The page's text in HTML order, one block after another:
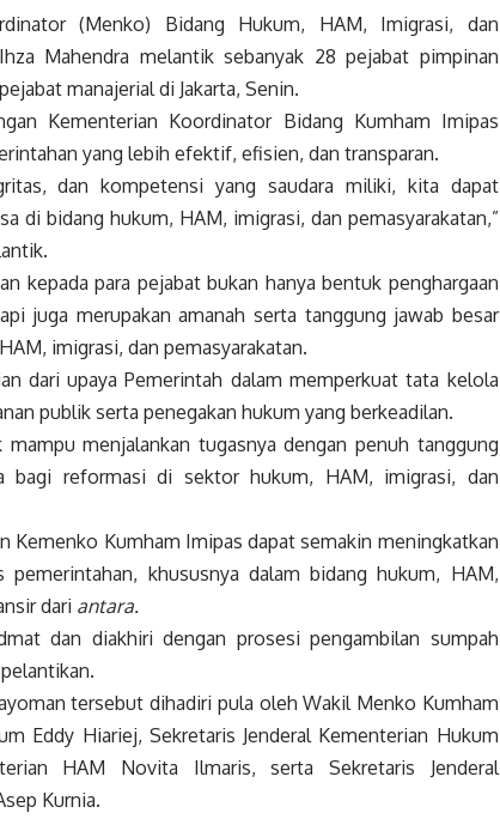
(Menko) Bidang Hukum, HAM, Imigrasi, dan
Mahendra melantik sebanyak 28 pejabat pimpinan
manajerial di Jakarta, Senin.
Kementerian Koordinator Bidang Kumham Imipas
yang lebih efektif, efisien, dan transparan.
dan kompetensi yang saudara miliki, kita dapat
di bidang hukum, HAM, imigrasi, dan pemasyarakatan,”
kepada para pejabat bukan hanya bentuk penghargaan
juga merupakan amanah serta tanggung jawab besar
imigrasi, dan pemasyarakatan.
dari upaya Pemerintah dalam memperkuat tata kelola
publik serta penegakan hukum yang berkeadilan.
menjalankan tugasnya dengan penuh tanggung
bagi reformasi di sektor hukum, HAM, imigrasi, dan
Kemenko Kumham Imipas dapat semakin meningkatkan
pemerintahan, khususnya dalam bidang hukum, HAM,
dari antara.
dan diakhiri dengan prosesi pengambilan sumpah
tersebut dihadiri pula oleh Wakil Menko Kumham
Eddy Hiariej, Sekretaris Jenderal Kementerian Hukum
HAM Novita Ilmaris, serta Sekretaris Jenderal
Kurnia.